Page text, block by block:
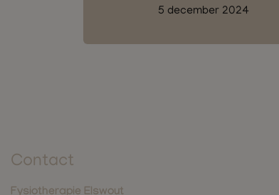
5 december 2024
Contact